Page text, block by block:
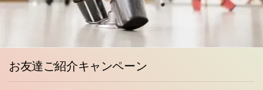
お友達ご紹介キャンペーン